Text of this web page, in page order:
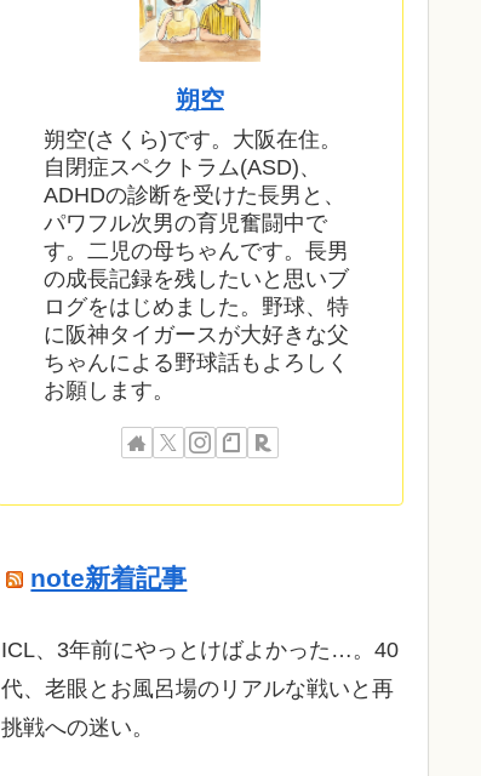
朔空
朔空(さくら)です。大阪在住。
自閉症スペクトラム(ASD)、
ADHDの診断を受けた長男と、
パワフル次男の育児奮闘中で
す。二児の母ちゃんです。長男
の成長記録を残したいと思いブ
ログをはじめました。野球、特
に阪神タイガースが大好きな父
ちゃんによる野球話もよろしく
お願します。
note新着記事
ICL、3年前にやっとけばよかった…。40
代、老眼とお風呂場のリアルな戦いと再
挑戦への迷い。